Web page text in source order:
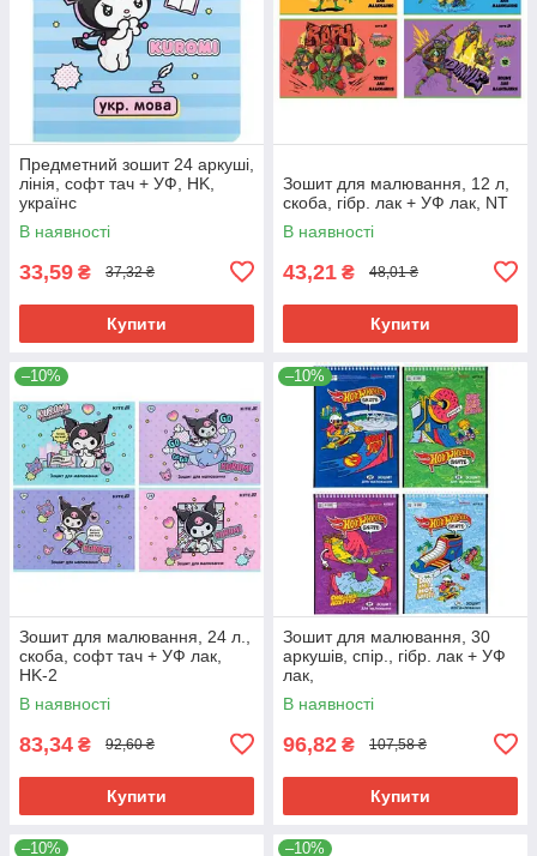
Предметний зошит 24 аркуші,
лінія, софт тач + УФ, HK,
українс
В наявності
33,59 ₴ 37,32 ₴
Купити
Зошит для малювання, 12 л,
скоба, гібр. лак + УФ лак, NT
В наявності
43,21 ₴ 48,01 ₴
Купити
–10%
Зошит для малювання, 24 л.,
скоба, софт тач + УФ лак,
HK-2
В наявності
83,34 ₴ 92,60 ₴
Купити
–10%
Зошит для малювання, 30
аркушів, спір., гібр. лак + УФ
лак,
В наявності
96,82 ₴ 107,58 ₴
Купити
–10% –10%